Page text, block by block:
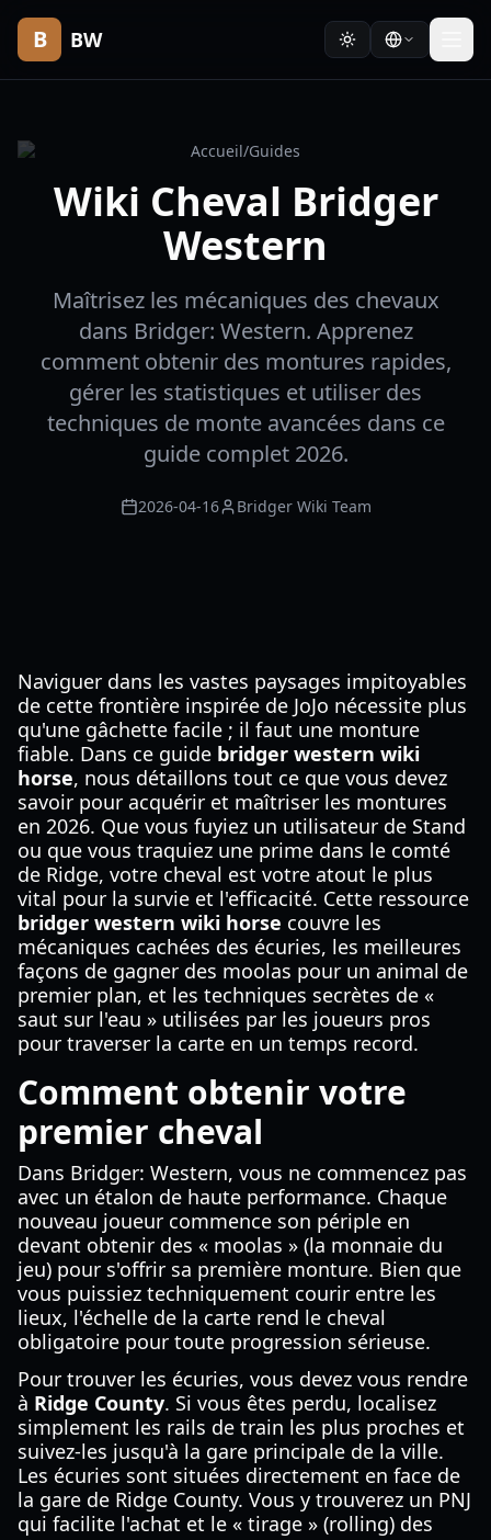
B BW
Accueil/Guides
Wiki Cheval Bridger
Western
Maîtrisez les mécaniques des chevaux
dans Bridger: Western. Apprenez
comment obtenir des montures rapides,
gérer les statistiques et utiliser des
techniques de monte avancées dans ce
guide complet 2026.
2026-04-16 Bridger Wiki Team
Naviguer dans les vastes paysages impitoyables
de cette frontière inspirée de JoJo nécessite plus
qu'une gâchette facile ; il faut une monture
fiable. Dans ce guide bridger western wiki
horse, nous détaillons tout ce que vous devez
savoir pour acquérir et maîtriser les montures
en 2026. Que vous fuyiez un utilisateur de Stand
ou que vous traquiez une prime dans le comté
de Ridge, votre cheval est votre atout le plus
vital pour la survie et l'efficacité. Cette ressource
bridger western wiki horse couvre les
mécaniques cachées des écuries, les meilleures
façons de gagner des moolas pour un animal de
premier plan, et les techniques secrètes de «
saut sur l'eau » utilisées par les joueurs pros
pour traverser la carte en un temps record.
Comment obtenir votre
premier cheval
Dans Bridger: Western, vous ne commencez pas
avec un étalon de haute performance. Chaque
nouveau joueur commence son périple en
devant obtenir des « moolas » (la monnaie du
jeu) pour s'offrir sa première monture. Bien que
vous puissiez techniquement courir entre les
lieux, l'échelle de la carte rend le cheval
obligatoire pour toute progression sérieuse.
Pour trouver les écuries, vous devez vous rendre
à Ridge County. Si vous êtes perdu, localisez
simplement les rails de train les plus proches et
suivez-les jusqu'à la gare principale de la ville.
Les écuries sont situées directement en face de
la gare de Ridge County. Vous y trouverez un PNJ
qui facilite l'achat et le « tirage » (rolling) des